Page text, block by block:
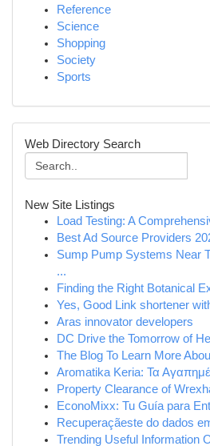
Reference
Science
Shopping
Society
Sports
Web Directory Search
New Site Listings
Load Testing: A
Best Ad Source Providers
Sump Pump Systems Near
...
Finding the Right Botanical
Yes, Good Link shortener
Aras innovator developers
DC Drive the Tomorrow of
The Blog To Learn More
Aromatika Keria: Τα
Property Clearance of
EconoMixx: Tu Guía para
Recuperaçãeste do dados
Trending Useful Information